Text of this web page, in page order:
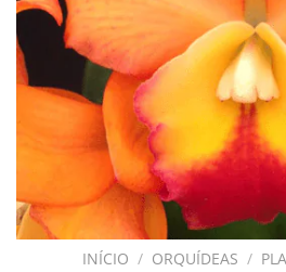
INÍCIO / ORQUÍDEAS /